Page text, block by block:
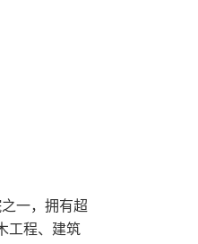
一，拥有超
工程、建筑